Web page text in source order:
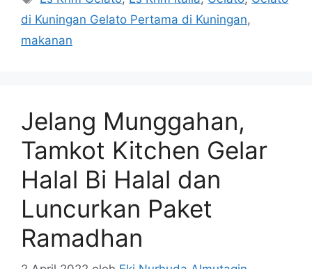
di Kuningan Gelato Pertama di Kuningan,
makanan
Jelang Munggahan,
Tamkot Kitchen Gelar
Halal Bi Halal dan
Luncurkan Paket
Ramadhan